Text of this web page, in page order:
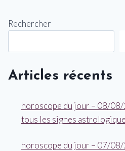
Rechercher
Articles récents
horoscope du jour – 08/
tous les signes
horoscope du jour – 07/